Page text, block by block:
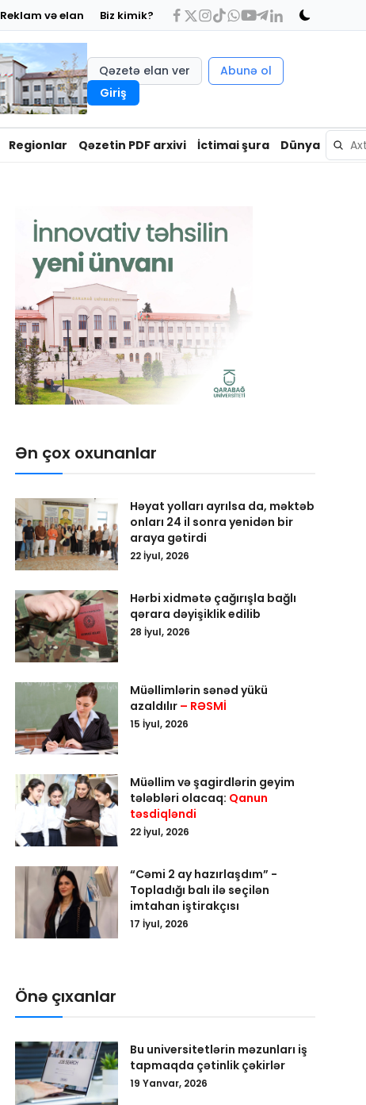
Reklam və elan Biz kimik?
Qəzetə elan ver
Abunə ol
Giriş
Regionlar Qəzetin PDF arxivi İctimai şura Dünya
Ən çox oxunanlar
Həyat yolları ayrılsa da, məktəb
onları 24 il sonra yenidən bir
araya gətirdi
22 İyul, 2026
Hərbi xidmətə çağırışla bağlı
qərara dəyişiklik edilib
28 İyul, 2026
Müəllimlərin sənəd yükü
azaldılır – RƏSMİ
15 İyul, 2026
Müəllim və şagirdlərin geyim
tələbləri olacaq: Qanun
təsdiqləndi
22 İyul, 2026
“Cəmi 2 ay hazırlaşdım” -
Topladığı balı ilə seçilən
imtahan iştirakçısı
17 İyul, 2026
Önə çıxanlar
Bu universitetlərin məzunları iş
tapmaqda çətinlik çəkirlər
19 Yanvar, 2026